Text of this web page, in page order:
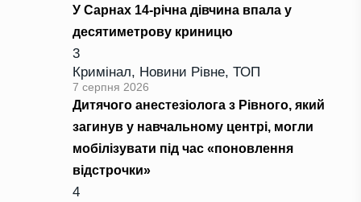
У Сарнах 14-річна дівчина впала у
десятиметрову криницю
3
Кримінал, Новини Рівне, ТОП
7 серпня 2026
Дитячого анестезіолога з Рівного, який
загинув у навчальному центрі, могли
мобілізувати під час «поновлення
відстрочки»
4